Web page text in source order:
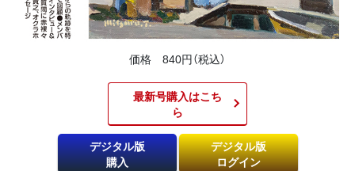
価格 840円（税込）
最新号購入はこち
ら​
デジタル版
購入
デジタル版
ログイン